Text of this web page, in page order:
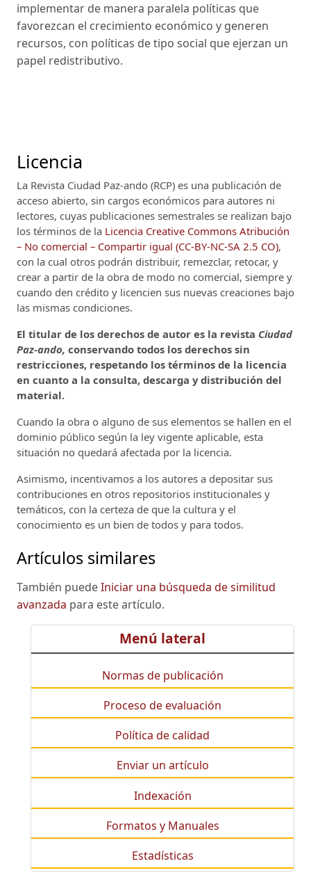
implementar de manera paralela políticas que
favorezcan el crecimiento económico y generen
recursos, con políticas de tipo social que ejerzan un
papel redistributivo.
Licencia
La Revista Ciudad Paz-ando (RCP) es una publicación de
acceso abierto, sin cargos económicos para autores ni
lectores, cuyas publicaciones semestrales se realizan bajo
los términos de la Licencia Creative Commons Atribución
– No comercial – Compartir igual (CC-BY-NC-SA 2.5 CO),
con la cual otros podrán distribuir, remezclar, retocar, y
crear a partir de la obra de modo no comercial, siempre y
cuando den crédito y licencien sus nuevas creaciones bajo
las mismas condiciones.
El titular de los derechos de autor es la revista Ciudad
Paz-ando, conservando todos los derechos sin
restricciones, respetando los términos de la licencia
en cuanto a la consulta, descarga y distribución del
material.
Cuando la obra o alguno de sus elementos se hallen en el
dominio público según la ley vigente aplicable, esta
situación no quedará afectada por la licencia.
Asimismo, incentivamos a los autores a depositar sus
contribuciones en otros repositorios institucionales y
temáticos, con la certeza de que la cultura y el
conocimiento es un bien de todos y para todos.
Artículos similares
También puedeIniciar una búsqueda de similitud
avanzada para este artículo.
Menú lateral
Normas de publicación
Proceso de evaluación
Política de calidad
Enviar un artículo
Indexación
Formatos y Manuales
Estadísticas